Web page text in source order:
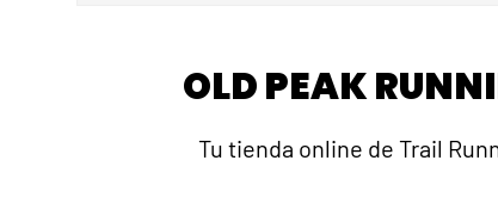
OLD PEAK
Tu tienda online de Trail